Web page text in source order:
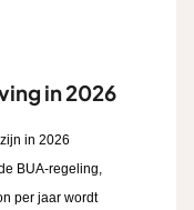
in 2026
in 2026
BUA-regeling,
per jaar wordt